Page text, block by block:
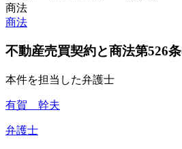
商法
商法
不動産売買契約と商法第526
本件を担当した弁護士
有賀 幹夫
弁護士